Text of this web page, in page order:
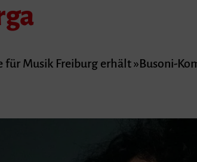
Musik Freiburg erhält »Busoni-